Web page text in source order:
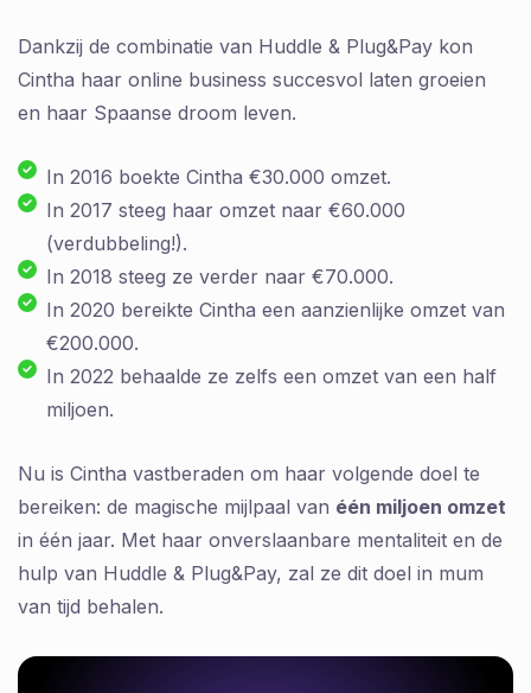
Dankzij de combinatie van Huddle & Plug&Pay kon
Cintha haar online business succesvol laten groeien
en haar Spaanse droom leven.
In 2016 boekte Cintha €30.000 omzet.
In 2017 steeg haar omzet naar €60.000
(verdubbeling!).
In 2018 steeg ze verder naar €70.000.
In 2020 bereikte Cintha een aanzienlijke omzet van
€200.000.
In 2022 behaalde ze zelfs een omzet van een half
miljoen.
Nu is Cintha vastberaden om haar volgende doel te
bereiken: de magische mijlpaal van één miljoen omzet
in één jaar. Met haar onverslaanbare mentaliteit en de
hulp van Huddle & Plug&Pay, zal ze dit doel in mum
van tijd behalen.